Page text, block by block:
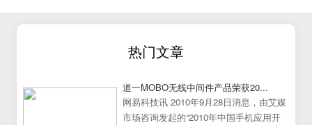
热门文章
道一MOBO无线中间件产品荣获20...
网易科技讯 2010年9月28日消息，由艾媒
市场咨询发起的“2010年中国手机应用开